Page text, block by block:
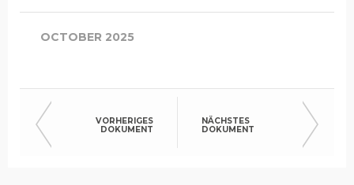
OCTOBER 2025
VORHERIGES
DOKUMENT
NÄCHSTES
DOKUMENT